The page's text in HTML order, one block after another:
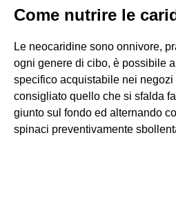
Come nutrire le
Le neocaridine sono onnivore,
ogni genere di cibo, è possibile
specifico acquistabile nei
consigliato quello che si sfalda
giunto sul fondo ed alternando
spinaci preventivamente